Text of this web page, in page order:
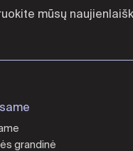
mūsų
grandinė